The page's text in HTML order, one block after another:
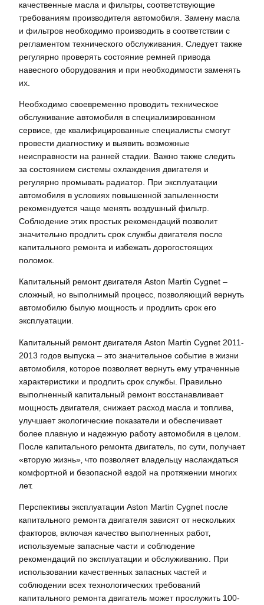
качественные масла и фильтры‚ соответствующие
требованиям производителя автомобиля. Замену масла
и фильтров необходимо производить в соответствии с
регламентом технического обслуживания. Следует также
регулярно проверять состояние ремней привода
навесного оборудования и при необходимости заменять
их.
Необходимо своевременно проводить техническое
обслуживание автомобиля в специализированном
сервисе‚ где квалифицированные специалисты смогут
провести диагностику и выявить возможные
неисправности на ранней стадии. Важно также следить
за состоянием системы охлаждения двигателя и
регулярно промывать радиатор. При эксплуатации
автомобиля в условиях повышенной запыленности
рекомендуется чаще менять воздушный фильтр.
Соблюдение этих простых рекомендаций позволит
значительно продлить срок службы двигателя после
капитального ремонта и избежать дорогостоящих
поломок.
Капитальный ремонт двигателя Aston Martin Cygnet –
сложный‚ но выполнимый процесс‚ позволяющий вернуть
автомобилю былую мощность и продлить срок его
эксплуатации.
Капитальный ремонт двигателя Aston Martin Cygnet 2011-
2013 годов выпуска – это значительное событие в жизни
автомобиля‚ которое позволяет вернуть ему утраченные
характеристики и продлить срок службы. Правильно
выполненный капитальный ремонт восстанавливает
мощность двигателя‚ снижает расход масла и топлива‚
улучшает экологические показатели и обеспечивает
более плавную и надежную работу автомобиля в целом.
После капитального ремонта двигатель‚ по сути‚ получает
«вторую жизнь»‚ что позволяет владельцу наслаждаться
комфортной и безопасной ездой на протяжении многих
лет.
Перспективы эксплуатации Aston Martin Cygnet после
капитального ремонта двигателя зависят от нескольких
факторов‚ включая качество выполненных работ‚
используемые запасные части и соблюдение
рекомендаций по эксплуатации и обслуживанию. При
использовании качественных запасных частей и
соблюдении всех технологических требований
капитального ремонта двигатель может прослужить 100-